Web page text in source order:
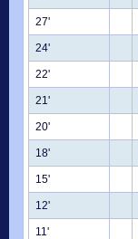
27'
24'
22'
21'
20'
18'
15'
12'
11'